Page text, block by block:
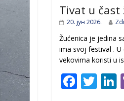
Tivat u čast
20. јун 2026.
Žućenica je jedina
ima svoj festival .
vekovima koristi u
F T